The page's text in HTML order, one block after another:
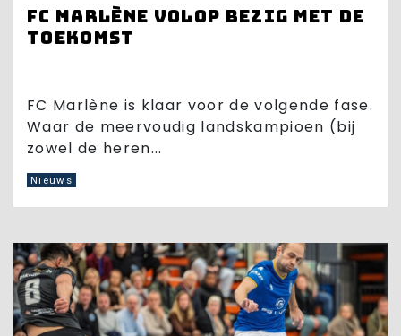
FC Marlène volop bezig met de
toekomst
FC Marlène is klaar voor de volgende fase.
Waar de meervoudig landskampioen (bij
zowel de heren...
Nieuws